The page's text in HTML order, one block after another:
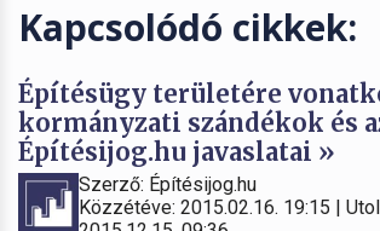
Kapcsolódó cikkek:
Építésügy területére
kormányzati szándékok és
Építésijog.hu javaslatai »
Szerző: Építésijog.hu
Közzétéve: 2015.02.16. 19:15 |